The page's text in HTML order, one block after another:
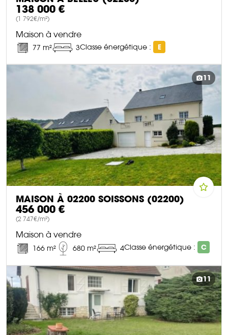
138 000 €
(1 792€/m²)
Maison à vendre
77 m² 3Classe énergétique : E
DÉCOUVRIR CE BIEN
11
MAISON À 02200 SOISSONS (02200)
456 000 €
(2 747€/m²)
Maison à vendre
166 m² 680 m² 4Classe énergétique : C
DÉCOUVRIR CE BIEN
11